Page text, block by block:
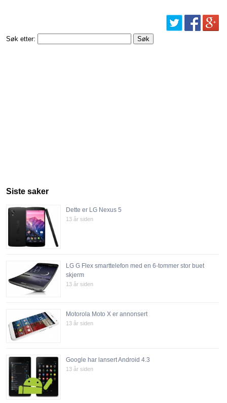
Søk etter:
Siste saker
Dette er LG Nexus 5
13 år siden
LG G Flex smarttelefon med en 6-tommer stor buet
skjerm
13 år siden
Motorola Moto X er annonsert
13 år siden
Google har lansert Android 4.3
13 år siden